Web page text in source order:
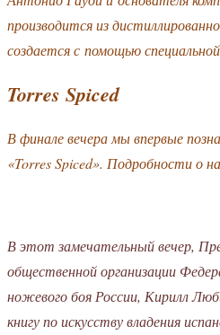
производится из
создается с помощью
Torres Spiced
В финале вечера мы впервые
«Torres Spiced». Подробности о
В этот замечательный вечер,
общественной организации
ножевого боя России, Кирилл
книгу по искусству владения